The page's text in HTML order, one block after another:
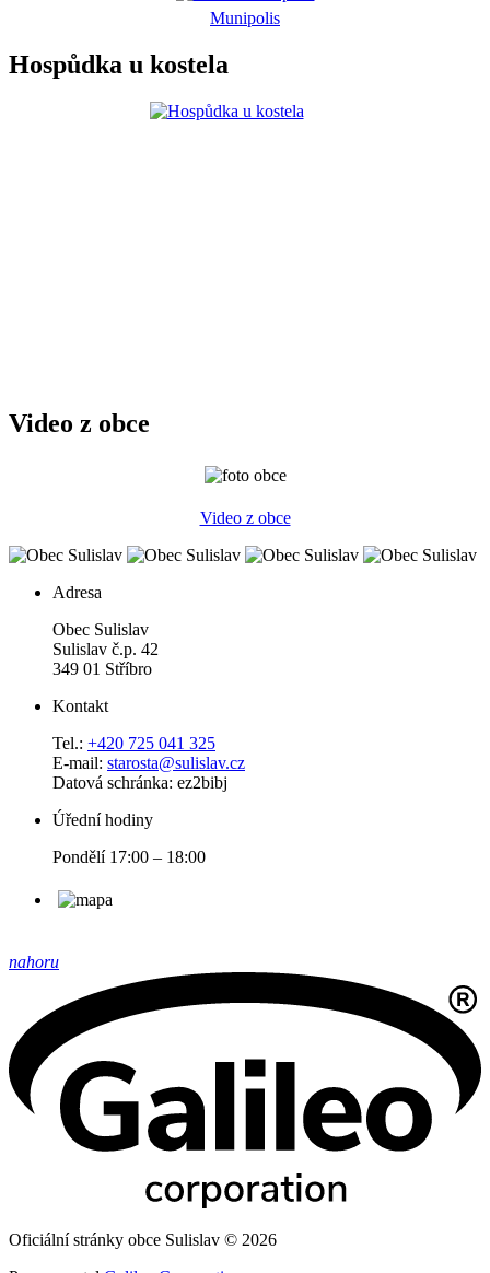
Munipolis
Hospůdka u kostela
Video z obce
Video z obce
Adresa
Obec Sulislav
Sulislav č.p. 42
349 01 Stříbro
Kontakt
Tel.: +420 725 041 325
E-mail: starosta@sulislav.cz
Datová schránka: ez2bibj
Úřední hodiny
Pondělí 17:00 – 18:00
nahoru
Oficiální stránky obce Sulislav © 2026